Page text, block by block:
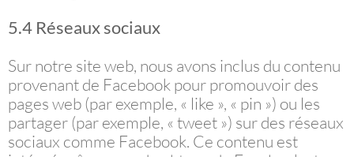
5.4 Réseaux sociaux
Sur notre site web, nous avons inclus du contenu
provenant de Facebook pour promouvoir des
pages web (par exemple, « like », « pin ») ou les
partager (par exemple, « tweet ») sur des réseaux
sociaux comme Facebook. Ce contenu est